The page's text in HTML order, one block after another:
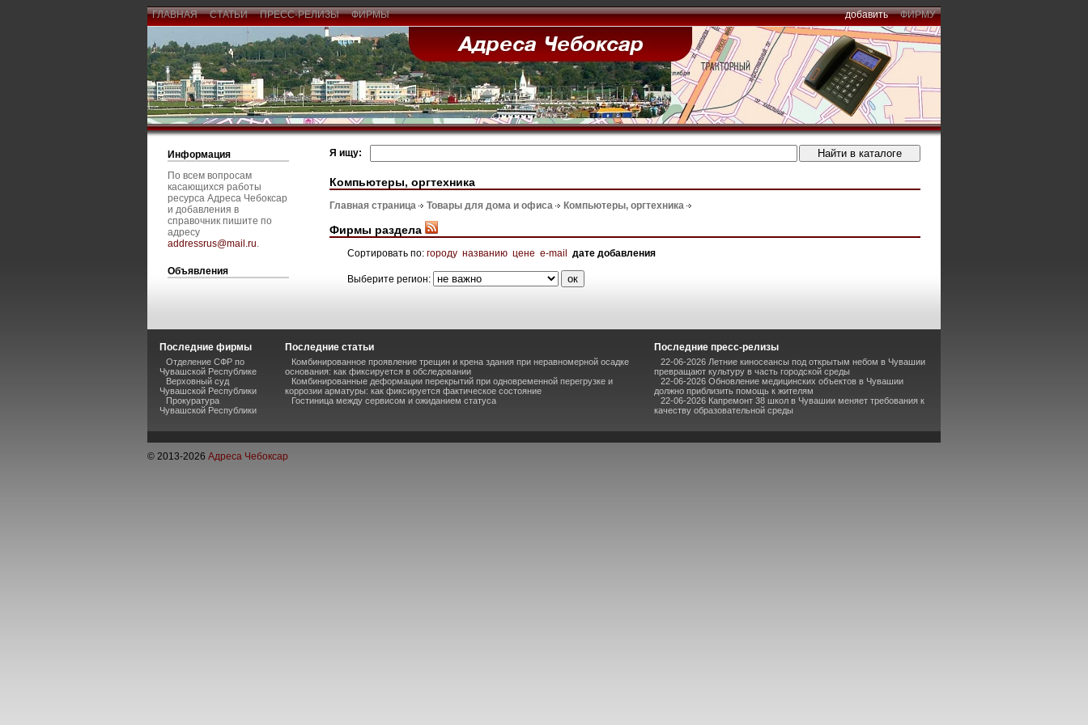
ГЛАВНАЯ СТАТЬИ ПРЕСС-РЕЛИЗЫ ФИРМЫ добавить ФИРМУ
Информация
По всем вопросам
касающихся работы
ресурса Адреса Чебоксар
и добавления в
справочник пишите по
адресу
addressrus@mail.ru.
Объявления
Я ищу:
Компьютеры, оргтехника
Главная страница Товары для дома и офиса Компьютеры, оргтехника
Фирмы раздела
Сортировать по: городу названию цене e-mail дате добавления
Выберите регион:
Последние фирмы
Отделение СФР по
Чувашской Республике
Верховный суд
Чувашской Республики
Прокуратура
Чувашской Республики
Последние статьи
Комбинированное проявление трещин и крена здания при неравномерной осадке
основания: как фиксируется в обследовании
Комбинированные деформации перекрытий при одновременной перегрузке и
коррозии арматуры: как фиксируется фактическое состояние
Гостиница между сервисом и ожиданием статуса
Последние пресс-релизы
22-06-2026 Летние киносеансы под открытым небом в Чувашии
превращают культуру в часть городской среды
22-06-2026 Обновление медицинских объектов в Чувашии
должно приблизить помощь к жителям
22-06-2026 Капремонт 38 школ в Чувашии меняет требования к
качеству образовательной среды
© 2013-2026 Адреса Чебоксар